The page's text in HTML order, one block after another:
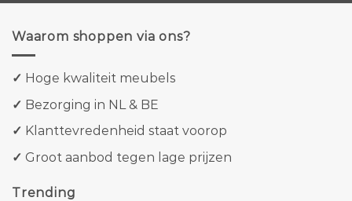
Waarom shoppen via ons?
✓ Hoge kwaliteit meubels
✓ Bezorging in NL & BE
✓ Klanttevredenheid staat voorop
✓ Groot aanbod tegen lage prijzen
Trending